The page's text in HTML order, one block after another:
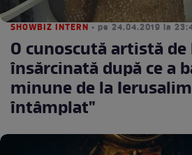
SHOWBIZ INTERN • pe 24.04.2019 la
O cunoscută artistă
însărcinată după ce a
minune de la
întâmplat"